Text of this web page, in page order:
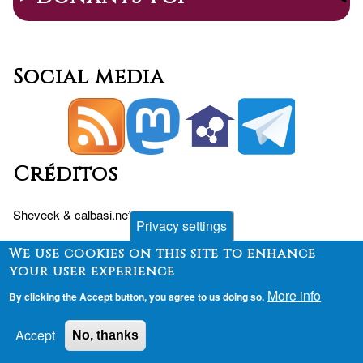
Social media
Créditos
Sheveck&calbasi.net+Drupal
Peu Contact Fòrum
Finançament
Privacy settings
We use cookies on this site to enhance
your user experience
By clicking the Accept button, you agree to us doing so. More info
Accept No, thanks